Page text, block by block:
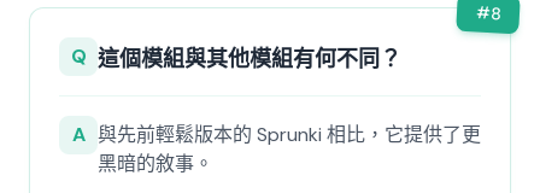
#8
Q 這個模組與其他模組有何不同？
A 與先前輕鬆版本的 Sprunki 相比，它提供了更
黑暗的敘事。